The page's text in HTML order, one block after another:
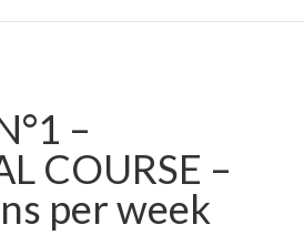
–
COURSE –
per week